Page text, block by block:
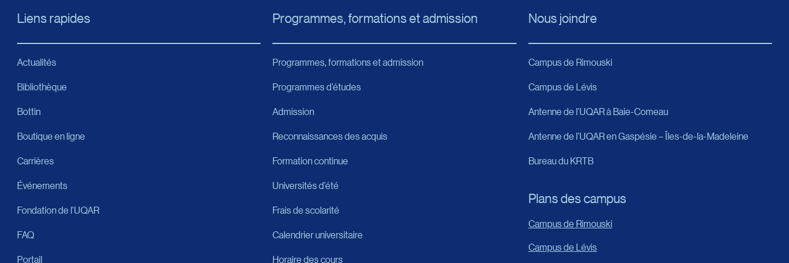
Liens rapides
Actualités
Bibliothèque
Bottin
Boutique en ligne
Carrières
Événements
Fondation de l’UQAR
FAQ
Portail
Programmes, formations et admission
Programmes, formations et admission
Programmes d’études
Admission
Reconnaissances des acquis
Formation continue
Universités d’été
Frais de scolarité
Calendrier universitaire
Horaire des cours
Nous joindre
Campus de Rimouski
Campus de Lévis
Antenne de l’UQAR à Baie-Comeau
Antenne de l’UQAR en Gaspésie – Îles-de-la-Madeleine
Bureau du KRTB
Plans des campus
Campus de Rimouski
Campus de Lévis